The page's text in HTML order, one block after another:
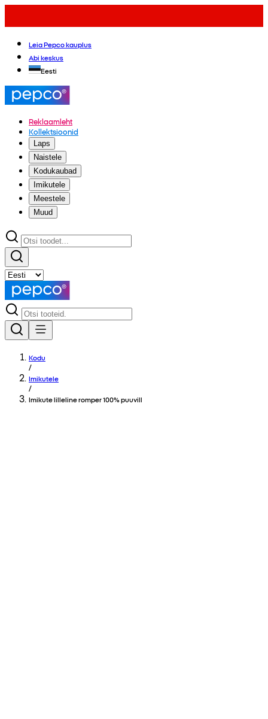
Leia Pepco kauplus
Abi keskus
Eesti
Reklaamleht
Kollektsioonid
Laps
Naistele
Kodukaubad
Imikutele
Meestele
Muud
Kodu
/
Imikutele
/
Imikute lilleline romper 100% puuvill